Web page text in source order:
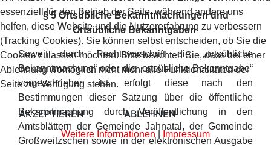
§ 5 Ortsübliche Bekanntmachungen und
Ortsübliche Bekanntgaben
Soweit durch Rechtsvorschrift die „ortsübliche
Bekanntmachung“ oder die „ortsübliche Bekanntgabe“
vorgeschrieben ist, erfolgt diese nach den
Bestimmungen dieser Satzung über die öffentliche
Bekanntmachung durch Veröffentlichung in den
Amtsblättern der Gemeinde Jahnatal, der Gemeinde
Großweitzschen sowie in der elektronischen Ausgabe
essenziell für den Betrieb der Seite, während andere uns
helfen, diese Website und die Nutzererfahrung zu verbessern
(Tracking Cookies). Sie können selbst entscheiden, ob Sie die
Cookies zulassen möchten. Bitte beachten Sie, dass bei einer
Ablehnung womöglich nicht mehr alle Funktionalitäten der
Seite zur Verfügung stehen.
AKZEPTIEREN ABLEHNEN
Weitere Informationen Impressum